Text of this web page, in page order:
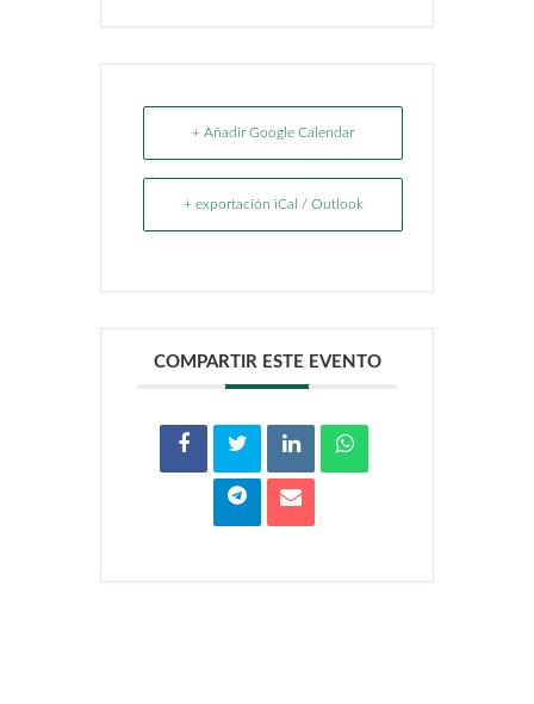
+ Añadir Google Calendar
+ exportación iCal / Outlook
COMPARTIR ESTE EVENTO